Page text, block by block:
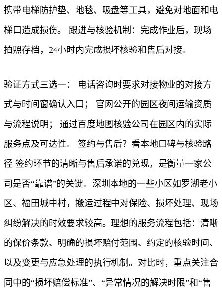
携带电梯防护垫、地毯、吸盘等工具，避免对地面和电
梯口造成损伤。 跟进与核验机制：完成作业后，现场
拍照存档，24小时内完成损坏核验和售后对接。
验证方式三选一： 电话咨询时要求对接物业的对接方
式与时间窗确认入口； 官网公开的园区夜间运输资质
与流程说明； 通过百度地图核验公司在园区内的实际
服务点及可达性。 签约与售后？看本地口碑与核验路
径 签约环节的清晰与售后承诺的兑现，是衡量一家公
司是否“靠谱”的关键。深圳本地的一些小区如罗湖老小
区、福田城中村，搬运过程中对保险、损坏处理、现场
纠纷解决的时效要求较高。理想的服务流程包括：清晰
的保价条款、明确的损坏赔付范围、约定的核验时间、
以及变更与应急处理的执行机制。对比时，重点关注合
同中的“损坏赔偿标准”、“异常情况的解决时限”和“售